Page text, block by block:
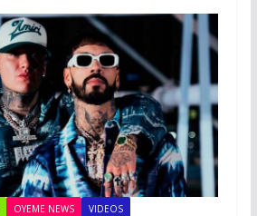
OYEME NEWS VIDEOS